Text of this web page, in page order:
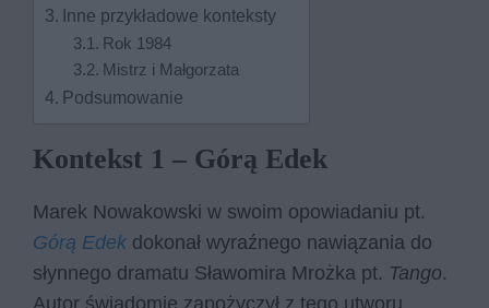
Inne przykładowe konteksty
Rok 1984
Mistrz i Małgorzata
Podsumowanie
Kontekst 1 – Górą Edek
Marek Nowakowski w swoim opowiadaniu pt.
Górą Edek dokonał wyraźnego nawiązania do
słynnego dramatu Sławomira Mrożka pt. Tango.
Autor świadomie zapożyczył z tego utworu